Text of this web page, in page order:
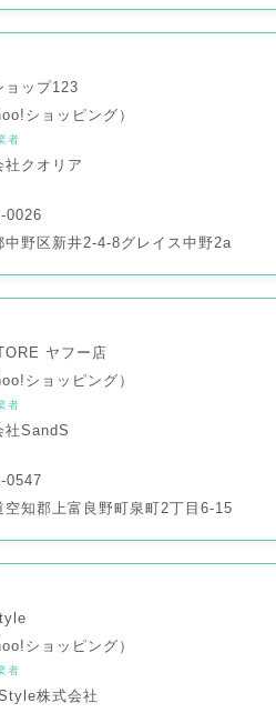
ョップ123
ショッピング）
者
社クオリア
0026
中野区新井2-4-8グレイス中野2a
ヤフー店
ショッピング）
者
社SandS
0547
空知郡上富良野町泉町2丁目6-15
ショッピング）
者
株式会社